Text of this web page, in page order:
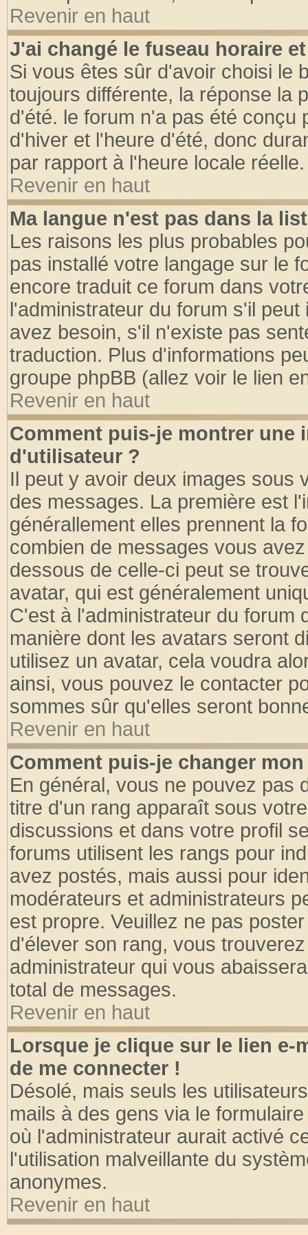
Revenir en haut
J'ai changé le fuseau horaire
Si vous êtes sûr d'avoir choisi le
toujours différente, la réponse la
d'été. le forum n'a pas été conçu
d'hiver et l'heure d'été, donc
par rapport à l'heure locale réelle.
Revenir en haut
Ma langue n'est pas dans la
Les raisons les plus probables
pas installé votre langage sur le
encore traduit ce forum dans
l'administrateur du forum s'il
avez besoin, s'il n'existe pas
traduction. Plus d'informations
groupe phpBB (allez voir le lien
Revenir en haut
Comment puis-je montrer une
d'utilisateur ?
Il peut y avoir deux images sous
des messages. La première est
générallement elles prennent la
combien de messages vous
dessous de celle-ci peut se
avatar, qui est généralement
C'est à l'administrateur du forum
manière dont les avatars seront
utilisez un avatar, cela voudra
ainsi, vous pouvez le contacter
sommes sûr qu'elles seront
Revenir en haut
Comment puis-je changer
En général, vous ne pouvez pas
titre d'un rang apparaît sous
discussions et dans votre profil
forums utilisent les rangs pour
avez postés, mais aussi pour
modérateurs et administrateurs
est propre. Veuillez ne pas
d'élever son rang, vous
administrateur qui vous
total de messages.
Revenir en haut
Lorsque je clique sur le lien e-
de me connecter !
Désolé, mais seuls les
mails à des gens via le
où l'administrateur aurait activé
l'utilisation malveillante du
anonymes.
Revenir en haut